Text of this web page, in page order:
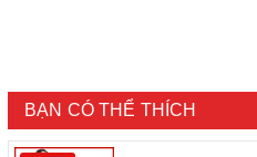
BẠN CÓ THỂ THÍCH